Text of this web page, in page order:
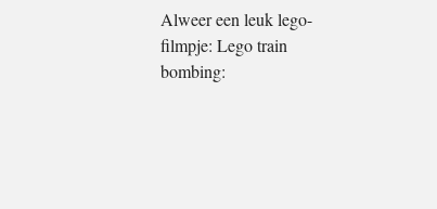
Alweer een leuk lego-
filmpje: Lego train
bombing: